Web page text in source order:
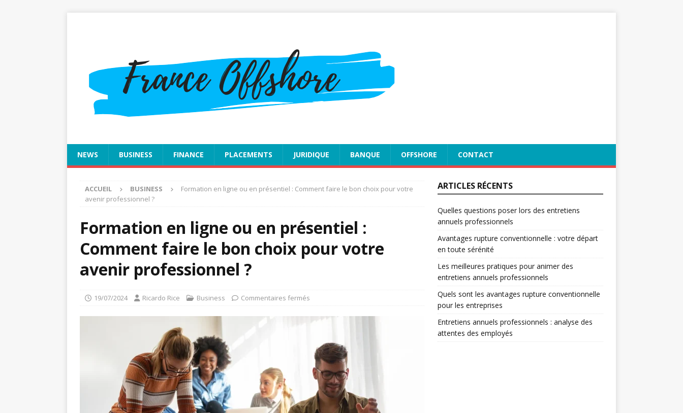
NEWS BUSINESS FINANCE PLACEMENTS JURIDIQUE BANQUE OFFSHORE CONTACT
ACCUEIL BUSINESS
Formation en ligne ou en présentiel : Comment faire le bon choix pour votre
avenir professionnel ?
Formation en ligne ou en présentiel :
Comment faire le bon choix pour votre
avenir professionnel ?
19/07/2024 Ricardo Rice Business Commentaires fermés
ARTICLES RÉCENTS
Quelles questions poser lors des entretiens
annuels professionnels
Avantages rupture conventionnelle : votre départ
en toute sérénité
Les meilleures pratiques pour animer des
entretiens annuels professionnels
Quels sont les avantages rupture conventionnelle
pour les entreprises
Entretiens annuels professionnels : analyse des
attentes des employés